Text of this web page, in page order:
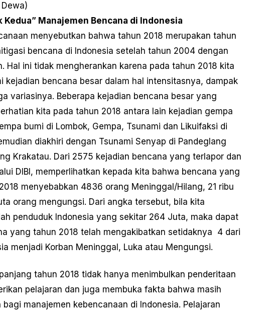
Kedua” Manajemen Bencana di Indonesia
menyebutkan bahwa tahun 2018 merupakan tahun
bencana di Indonesia setelah tahun 2004 dengan
Hal ini tidak mengherankan karena pada tahun 2018 kita
kejadian bencana besar dalam hal intensitasnya, dampak
variasinya. Beberapa kejadian bencana besar yang
kita pada tahun 2018 antara lain kejadian gempa
bumi di Lombok, Gempa, Tsunami dan Likuifaksi di
diakhiri dengan Tsunami Senyap di Pandeglang
Krakatau. Dari 2575 kejadian bencana yang terlapor dan
DIBI, memperlihatkan kepada kita bahwa bencana yang
menyebabkan 4836 orang Meninggal/Hilang, 21 ribu
orang mengungsi. Dari angka tersebut, bila kita
penduduk Indonesia yang sekitar 264 Juta, maka dapat
yang tahun 2018 telah mengakibatkan setidaknya 4 dari
menjadi Korban Meninggal, Luka atau Mengungsi.
tahun 2018 tidak hanya menimbulkan penderitaan
pelajaran dan juga membuka fakta bahwa masih
manajemen kebencanaan di Indonesia. Pelajaran